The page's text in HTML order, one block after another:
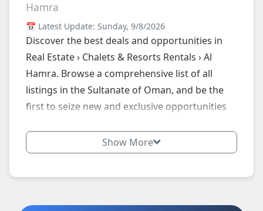
Hamra
📅 Latest Update: Sunday, 9/8/2026
Discover the best deals and opportunities in
Real Estate › Chalets & Resorts Rentals › Al
Hamra. Browse a comprehensive list of all
listings in the Sultanate of Oman, and be the
first to seize new and exclusive opportunities
Show More